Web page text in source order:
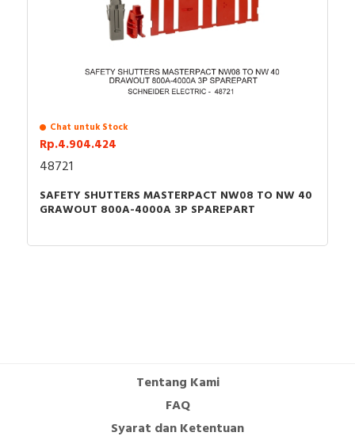
U-Winfly, Hioki, TAC, Imou, Airquality, Legrand,
Mennekes, Epcos, Safe-D-Lock, Leroy Somer, Allen-
PM, Supreme, Kabelindo, Kabelmetal Indonesia,
Alpha, Selis, Telemecanique, Trafindo, Esitas, BOSS,
Veloce dan masih banyak lagi.
Anda dapat berbelanja dengan aman di
ListrikKita.com
karena semua barang yang kami jual dijamin 100%
asli, bergaransi resmi dan dapat disertai dengan surat
dan informasi lebih lanjut bisa menghubungi tim sales
Chat untuk Stock
Rp.4.904.424
48721
SAFETY SHUTTERS MASTERPACT NW08 TO NW 40
GRAWOUT 800A-4000A 3P SPAREPART
Tentang Kami
FAQ
Syarat dan Ketentuan